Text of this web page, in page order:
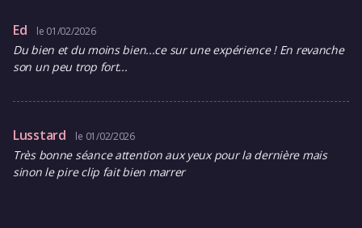
Ed le 01/02/2026
Du bien et du moins bien...ce sur une expérience ! En revanche
son un peu trop fort...
Lusstard le 01/02/2026
Très bonne séance attention aux yeux pour la dernière mais
sinon le pire clip fait bien marrer